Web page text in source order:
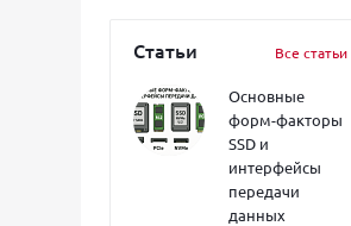
Статьи Все статьи
Основные
форм-факторы
SSD и
интерфейсы
передачи
данных